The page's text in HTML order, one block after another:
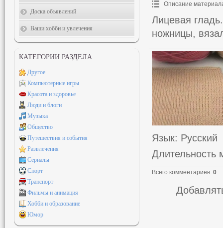
Описание
Лицевая
ножницы,
Язык: Русский
Длительность
Всего комментариев: 0
Доска объявлений
Ваши хобби и увлечения
КАТЕГОРИИ РАЗДЕЛА
Другое
Компьютерные игры
Красота и здоровье
Люди и блоги
Музыка
Общество
Путешествия и события
Развлечения
Сериалы
Спорт
Транспорт
Фильмы и анимация
Хобби и образование
Юмор